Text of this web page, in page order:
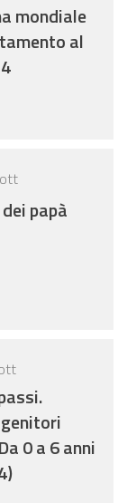
mondiale
al
papà
0 a 6 anni